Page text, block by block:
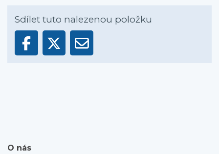
Sdílet tuto nalezenou položku
O nás